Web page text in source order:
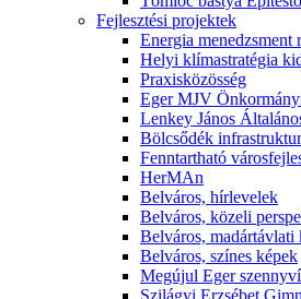
Fejlesztési projektek
Energia menedzsment
Helyi klímastratégia
Praxisközösség
Eger MJV
Lenkey János
Bölcsődék
Fenntartható
HerMAn
Belváros, hírlevelek
Belváros, közeli
Belváros, madártávlati
Belváros, színes képek
Megújul Eger
Szilágyi Erzsébet